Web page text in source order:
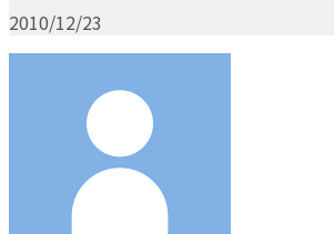
2010/12/23